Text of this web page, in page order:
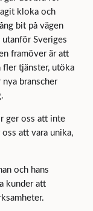
kloka och
bit på vägen
Sveriges
framöver är att
fler tjänster, utöka
branscher
ger oss att inte
att vara unika,
och hans
kunder att